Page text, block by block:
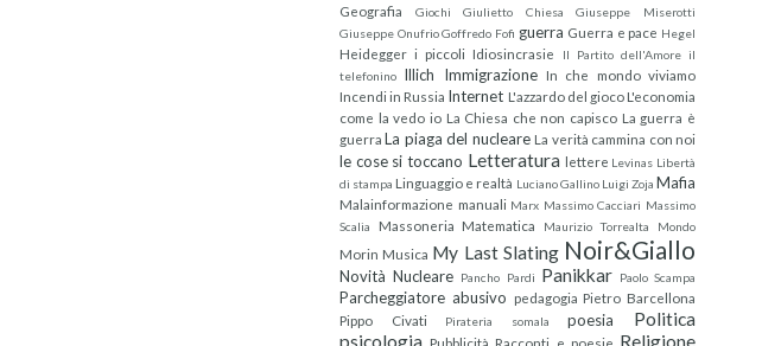
Geografia Giochi Giulietto Chiesa
Giuseppe Miserotti
Giuseppe Onufrio Goffredo Fofi guerra Guerra e pace Hegel
Heidegger i piccoli Idiosincrasie Il Partito dell'Amore il
telefonino Illich Immigrazione In che mondo viviamo
Incendi in Russia Internet L'azzardo del gioco L'economia
come la vedo io La Chiesa che non capisco La guerra è
guerra La piaga del nucleare La verità cammina con noi
le cose si toccano Letteratura lettere Levinas Libertà
di stampa Linguaggio e realtà Luciano Gallino Luigi Zoja Mafia
Malainformazione manuali Marx Massimo Cacciari Massimo
Scalia
Massoneria Matematica Maurizio Torrealta Mondo
Morin Musica My Last Slating Noir&Giallo
Novità Nucleare Pancho Pardi Panikkar Paolo Scampa
Parcheggiatore abusivo pedagogia Pietro Barcellona
Pippo Civati
Pirateria somala poesia
Politica
psicologia Pubblicità Racconti e poesie Religione